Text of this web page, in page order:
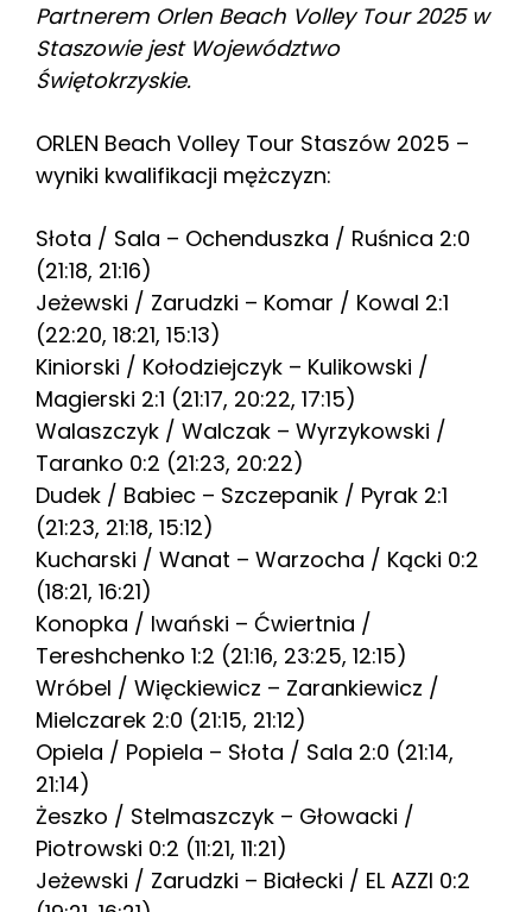
Partnerem Orlen Beach Volley Tour 2025 w
Staszowie jest Województwo
Świętokrzyskie.
ORLEN Beach Volley Tour Staszów 2025 –
wyniki kwalifikacji mężczyzn:
Słota / Sala – Ochenduszka / Ruśnica 2:0
(21:18, 21:16)
Jeżewski / Zarudzki – Komar / Kowal 2:1
(22:20, 18:21, 15:13)
Kiniorski / Kołodziejczyk – Kulikowski /
Magierski 2:1 (21:17, 20:22, 17:15)
Walaszczyk / Walczak – Wyrzykowski /
Taranko 0:2 (21:23, 20:22)
Dudek / Babiec – Szczepanik / Pyrak 2:1
(21:23, 21:18, 15:12)
Kucharski / Wanat – Warzocha / Kącki 0:2
(18:21, 16:21)
Konopka / Iwański – Ćwiertnia /
Tereshchenko 1:2 (21:16, 23:25, 12:15)
Wróbel / Więckiewicz – Zarankiewicz /
Mielczarek 2:0 (21:15, 21:12)
Opiela / Popiela – Słota / Sala 2:0 (21:14,
21:14)
Żeszko / Stelmaszczyk – Głowacki /
Piotrowski 0:2 (11:21, 11:21)
Jeżewski / Zarudzki – Białecki / EL AZZI 0:2